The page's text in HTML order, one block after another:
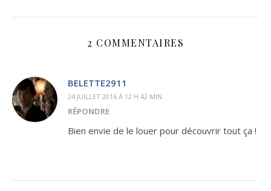
2 COMMENTAIRES
BELETTE2911
24 JUILLET 2016 À 12 H 42 MIN
RÉPONDRE
Bien envie de le louer pour découvrir tout ça !